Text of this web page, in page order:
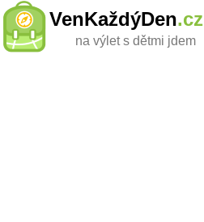
VenKaždýDen.cz
na výlet s dětmi jdem